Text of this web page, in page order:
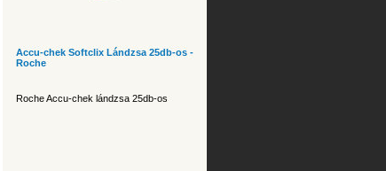
Accu-chek Softclix Lándzsa 25db-os -
Roche
Roche Accu-chek lándzsa 25db-os